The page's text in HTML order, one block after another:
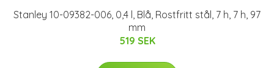
Stanley 10-09382-006, 0,4 l, Blå, Rostfritt stål, 7 h, 7 h, 97
mm
519 SEK